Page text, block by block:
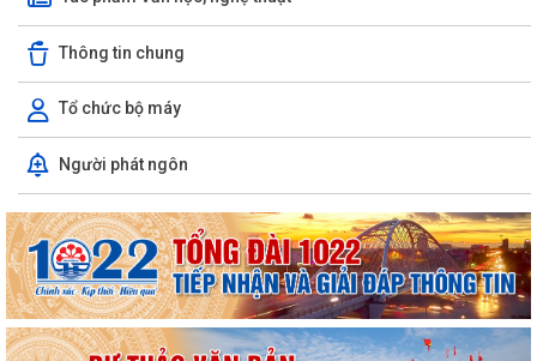
Thông tin chung
Tổ chức bộ máy
Người phát ngôn
ỦY BAN NHÂN DÂN XÃ NGUYỄN BỈNH KHIÊM TUYÊN TRUYỀN, HƯỚNG
DẪN NGƯỜI DÂN CHUYỂN ĐỔI THIẾT BỊ, SIM...